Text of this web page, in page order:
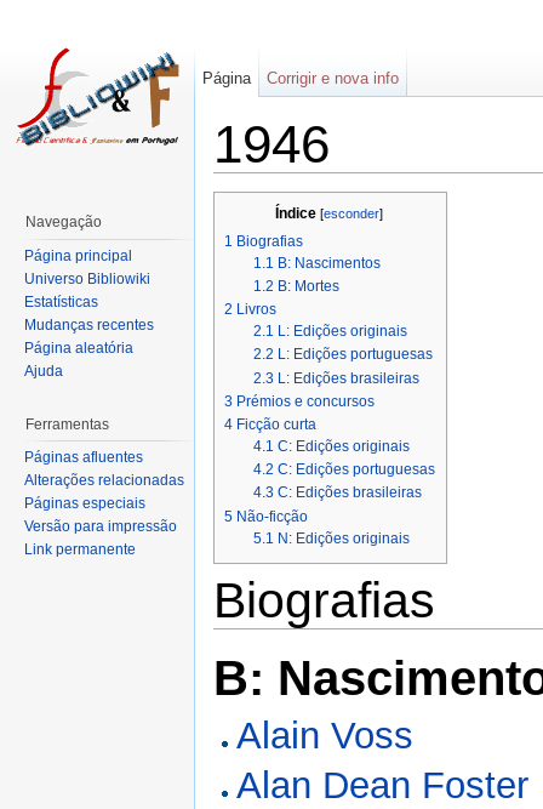
1946
Índice[esconder]
1 Biografias
1.1 B: Nascimentos
1.2 B: Mortes
2 Livros
2.1 L: Edições originais
2.2 L: Edições portuguesas
2.3 L: Edições brasileiras
3 Prémios e concursos
4 Ficção curta
4.1 C: Edições originais
4.2 C: Edições portuguesas
4.3 C: Edições brasileiras
5 Não-ficção
5.1 N: Edições originais
Biografias
B:
Alain Voss
Alan Dean Foster
Página Corrigir e nova info
Navegação
Página principal
Universo Bibliowiki
Estatísticas
Mudanças recentes
Página aleatória
Ajuda
Ferramentas
Páginas afluentes
Alterações relacionadas
Páginas especiais
Versão para impressão
Link permanente